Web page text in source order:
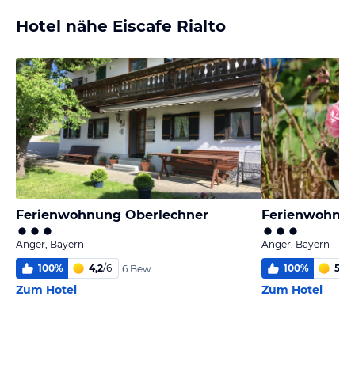
Hotel nähe Eiscafe Rialto
Ferienwohnung Oberlechner
Anger, Bayern
100% 4,2/6 6 Bew.
Zum Hotel
Anger, Bayern
100% 5,5
Zum Hotel